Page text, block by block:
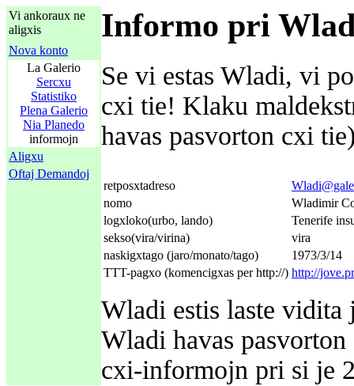
Vi ankoraux ne
aligxis
Nova konto
La Galerio
Sercxu
Statistiko
Plena Galerio
Nia Planedo
informojn
Aligxu
Oftaj Demandoj
Informo pri
Se vi estas Wladi, vi
cxi tie! Klaku
havas pasvorton cxi
retposxtadreso
nomo
Wladimir
logxloko(urbo, lando)
Tenerife
sekso(vira/virina)
vira
naskigxtago (jaro/monato/tago)
1973/3/14
TTT-pagxo (komencigxas per http://) http://
Wladi estis laste
Wladi havas
cxi-informojn pri si je